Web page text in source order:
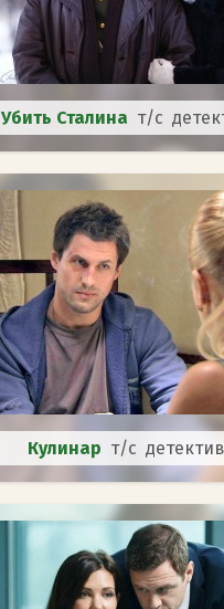
Убить Сталина т/с
Кулинар т/с